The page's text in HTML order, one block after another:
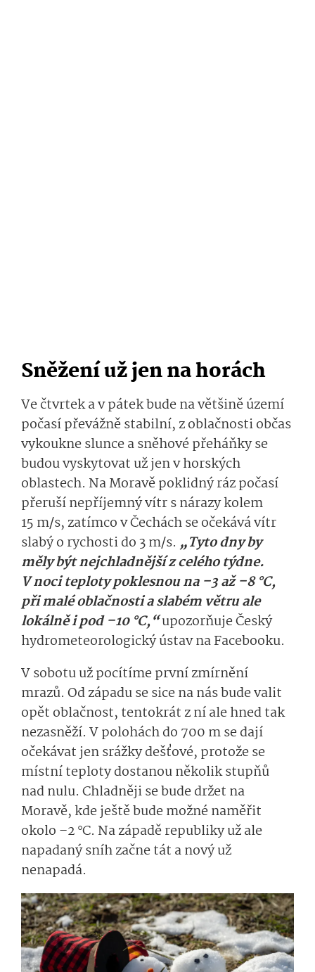
Sněžení už jen na horách
Ve čtvrtek a v pátek bude na většině území
počasí převážně stabilní, z oblačnosti občas
vykoukne slunce a sněhové přeháňky se
budou vyskytovat už jen v horských
oblastech. Na Moravě poklidný ráz počasí
přeruší nepříjemný vítr s nárazy kolem
15 m/s, zatímco v Čechách se očekává vítr
slabý o rychosti do 3 m/s. „Tyto dny by
měly být nejchladnější z celého týdne.
V noci teploty poklesnou na –3 až –8 °C,
při malé oblačnosti a slabém větru ale
lokálně i pod –10 °C,“upozorňuje Český
hydrometeorologický ústav na Facebooku.
V sobotu už pocítíme první zmírnění
mrazů. Od západu se sice na nás bude valit
opět oblačnost, tentokrát z ní ale hned tak
nezasněží. V polohách do 700 m se dají
očekávat jen srážky dešťové, protože se
místní teploty dostanou několik stupňů
nad nulu. Chladněji se bude držet na
Moravě, kde ještě bude možné naměřit
okolo –2 °C. Na západě republiky už ale
napadaný sníh začne tát a nový už
nenapadá.